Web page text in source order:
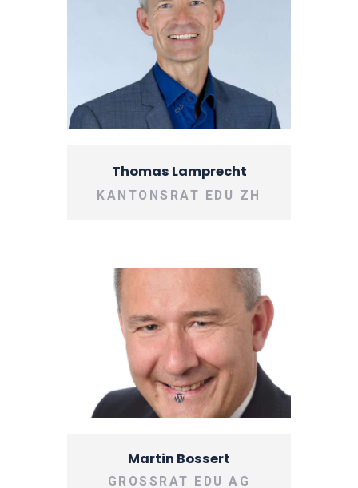
Thomas Lamprecht
KANTONSRAT EDU ZH
Martin Bossert
GROSSRAT EDU AG